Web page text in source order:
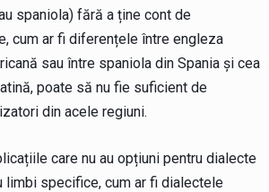
spaniola) fără a ține cont de
cum ar fi diferențele între engleza
sau între spaniola din Spania și cea
poate să nu fie suficient de
din acele regiuni.
care nu au opțiuni pentru dialecte
limbi specifice, cum ar fi dialectele